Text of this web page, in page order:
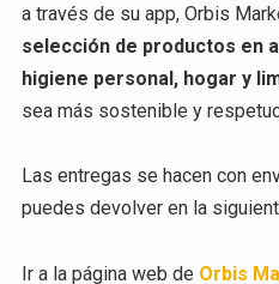
a través de su app, Orbis
selección de productos en
higiene personal, hogar y
sea más sostenible y
Las entregas se hacen con
puedes devolver en la
Ir a la página web de Orbis